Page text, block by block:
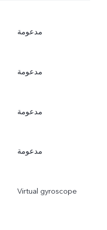
مدعومة
مدعومة
مدعومة
مدعومة
Virtual gyroscope